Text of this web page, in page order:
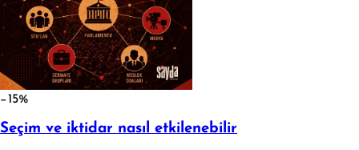
−15%
Seçim ve iktidar nasıl etkilenebilir